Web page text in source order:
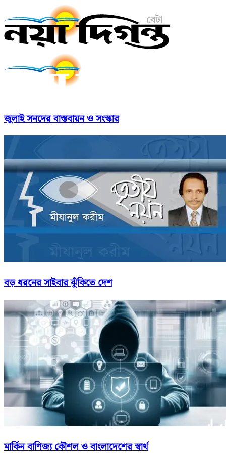
জুলাই সনদের বাস্তবায়ন ও সংস্কার
বড় ধরনের সাইবার ঝুঁকিতে দেশ
মার্কিন বাণিজ্য কৌশল ও বাংলাদেশের স্বার্থ